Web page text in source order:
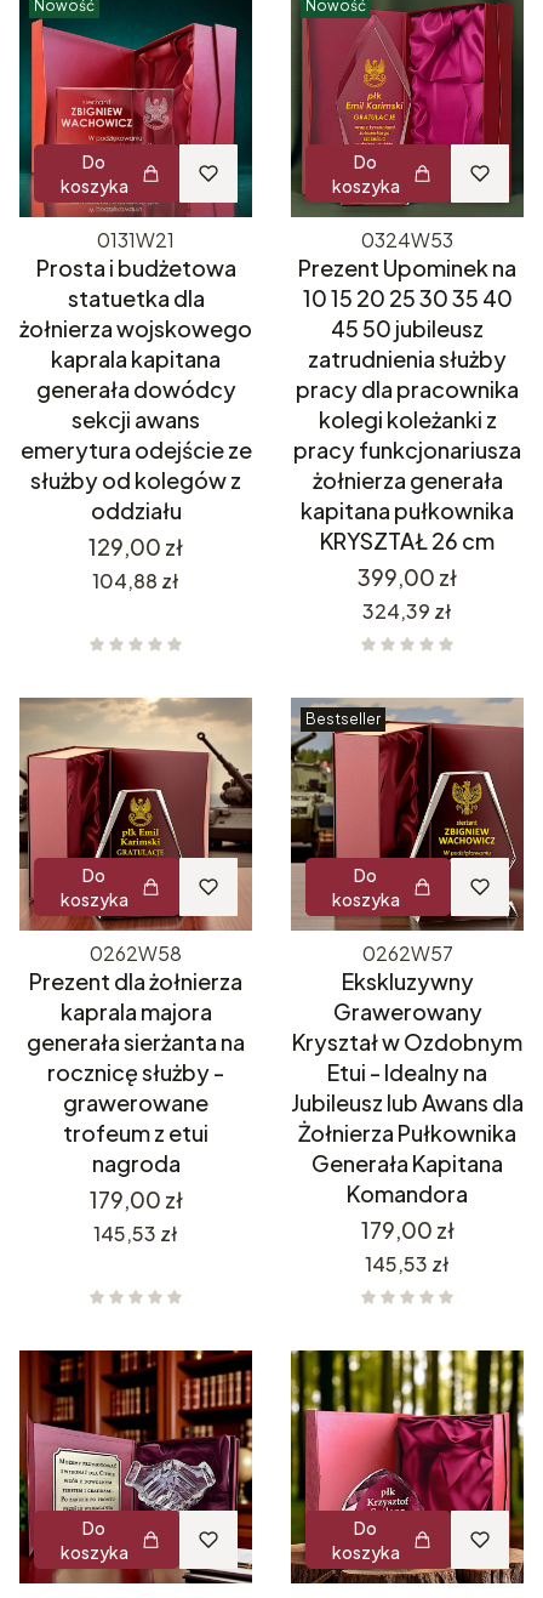
Nowość
Do
koszyka
0131W21
Prosta i budżetowa
statuetka dla
żołnierza wojskowego
kaprala kapitana
generała dowódcy
sekcji awans
emerytura odejście ze
służby od kolegów z
oddziału
Cena
129,00 zł
Cena
104,88 zł
Nowość
Do
koszyka
0324W53
Prezent Upominek na
10 15 20 25 30 35 40
45 50 jubileusz
zatrudnienia służby
pracy dla pracownika
kolegi koleżanki z
pracy funkcjonariusza
żołnierza generała
kapitana pułkownika
KRYSZTAŁ 26 cm
Cena
399,00 zł
Cena
324,39 zł
Do
koszyka
0262W58
Prezent dla żołnierza
kaprala majora
generała sierżanta na
rocznicę służby -
grawerowane
trofeum z etui
nagroda
Cena
179,00 zł
Cena
145,53 zł
Bestseller
Do
koszyka
0262W57
Ekskluzywny
Grawerowany
Kryształ w Ozdobnym
Etui - Idealny na
Jubileusz lub Awans dla
Żołnierza Pułkownika
Generała Kapitana
Komandora
Cena
179,00 zł
Cena
145,53 zł
Do
koszyka
Do
koszyka